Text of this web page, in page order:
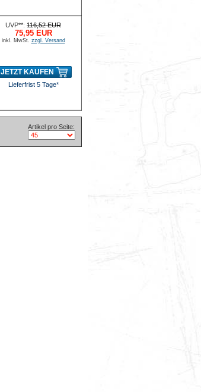
UVP**: 116,52 EUR
75,95 EUR
inkl. MwSt. zzgl. Versand
JETZT KAUFEN
Lieferfrist 5 Tage*
Artikel pro Seite: